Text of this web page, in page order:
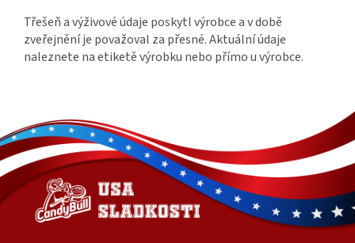
Třešeň a výživové údaje poskytl výrobce a v době
zveřejnění je považoval za přesné. Aktuální údaje
naleznete na etiketě výrobku nebo přímo u výrobce.
á
p
a
í